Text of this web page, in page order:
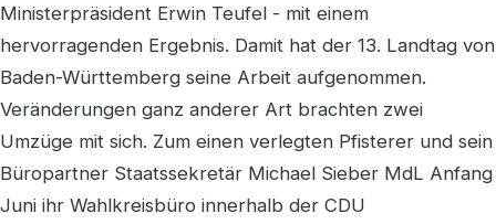
Ministerpräsident Erwin Teufel - mit einem
hervorragenden Ergebnis. Damit hat der 13. Landtag von
Baden-Württemberg seine Arbeit aufgenommen.
Veränderungen ganz anderer Art brachten zwei
Umzüge mit sich. Zum einen verlegten Pfisterer und sein
Büropartner Staatssekretär Michael Sieber MdL Anfang
Juni ihr Wahlkreisbüro innerhalb der CDU